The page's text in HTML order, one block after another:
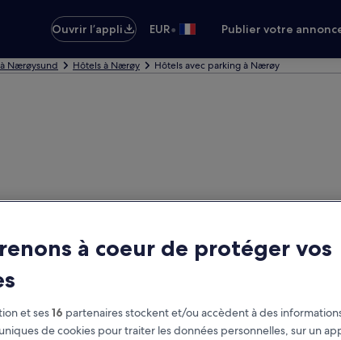
Ouvrir l’appli EUR• Publier votre
Nærøysund Hôtels à Nærøy Hôtels avec parking à Nærøy
à coeur de protéger vos
et ses16 partenaires stockent et/ou accèdent à des
de cookies pour traiter les données personnelles, sur un